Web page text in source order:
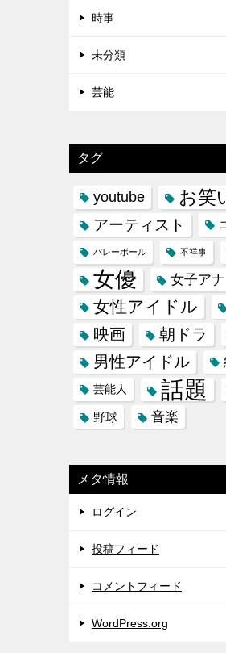
時事
未分類
芸能
タグ
youtube お笑
アーティスト
バレーボール 不祥事
女優 女子アナ
女性アイドル
映画 朝ドラ
男性アイドル
芸能人 話題
野球 音楽
メタ情報
ログイン
投稿フィード
コメントフィード
WordPress.org